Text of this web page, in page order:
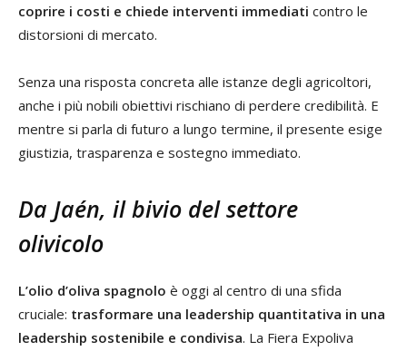
coprire i costi e chiede interventi immediati contro le
distorsioni di mercato.
Senza una risposta concreta alle istanze degli agricoltori,
anche i più nobili obiettivi rischiano di perdere credibilità. E
mentre si parla di futuro a lungo termine, il presente esige
giustizia, trasparenza e sostegno immediato.
Da Jaén, il bivio del settore
olivicolo
L’olio d’oliva spagnolo è oggi al centro di una sfida
cruciale: trasformare una leadership quantitativa in una
leadership sostenibile e condivisa. La Fiera Expoliva